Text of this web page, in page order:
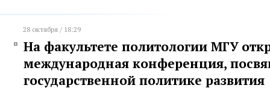
28 октября / 18:29
На факультете политологии МГУ
международная конференция,
государственной политике развития